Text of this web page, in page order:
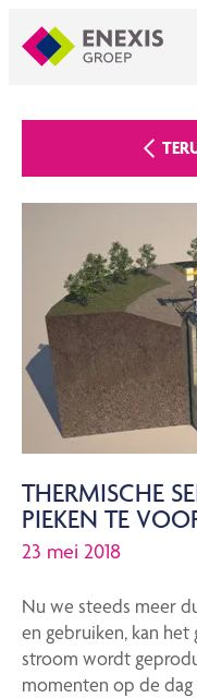
THERMISCHE
PIEKEN TE
23 mei 2018
Nu we steeds meer
en gebruiken, kan
stroom wordt
momenten op de